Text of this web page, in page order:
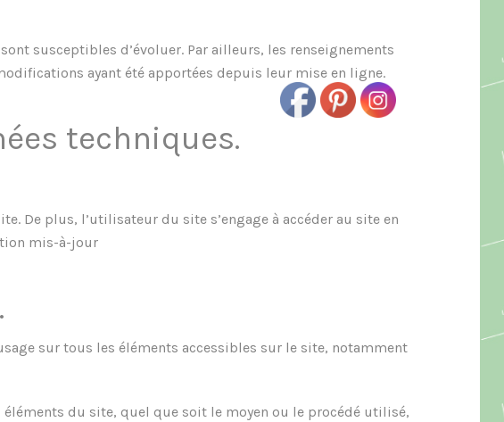
susceptibles d’évoluer. Par ailleurs, les renseignements
ayant été apportées depuis leur mise en ligne.
techniques.
De plus, l’utilisateur du site s’engage à accéder au site en
mis-à-jour
sur tous les éléments accessibles sur le site, notamment
du site, quel que soit le moyen ou le procédé utilisé,